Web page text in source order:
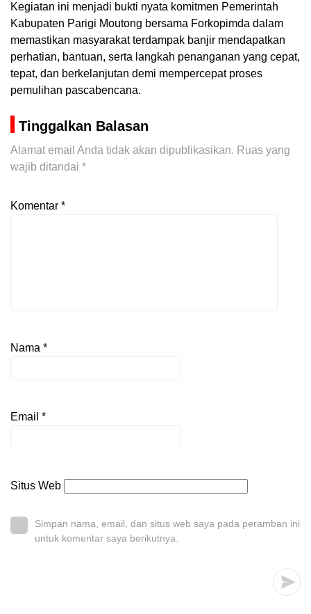
Kegiatan ini menjadi bukti nyata komitmen Pemerintah
Kabupaten Parigi Moutong bersama Forkopimda dalam
memastikan masyarakat terdampak banjir mendapatkan
perhatian, bantuan, serta langkah penanganan yang cepat,
tepat, dan berkelanjutan demi mempercepat proses
pemulihan pascabencana.
Tinggalkan Balasan
Alamat email Anda tidak akan dipublikasikan. Ruas yang
wajib ditandai *
Komentar *
Nama *
Email *
Situs Web
Simpan nama, email, dan situs web saya pada peramban ini
untuk komentar saya berikutnya.